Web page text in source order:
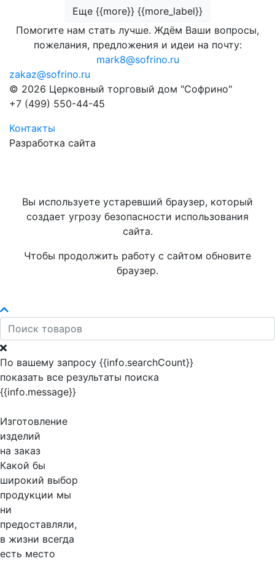
Еще {{more}} {{more_label}}
Помогите нам стать лучше. Ждём Ваши вопросы,
пожелания, предложения и идеи на почту:
mark8@sofrino.ru
zakaz@sofrino.ru
© 2026 Церковный торговый дом "Софрино"
+7 (499) 550-44-45
Контакты
Разработка сайта
Вы используете устаревший браузер, который
создает угрозу безопасности использования
сайта.
Чтобы продолжить работу с сайтом обновите
браузер.
По вашему запросу {{info.searchCount}}
показать все результаты поиска
{{info.message}}
Изготовление
изделий
на заказ
Какой бы
широкий выбор
продукции мы
ни
предоставляли,
в жизни всегда
есть место